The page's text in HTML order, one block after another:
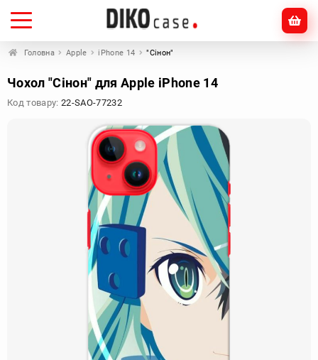
Головна Apple iPhone 14 "Сінон"
Чохол "Сінон" для Apple iPhone 14
Код товару: 22-SAO-77232